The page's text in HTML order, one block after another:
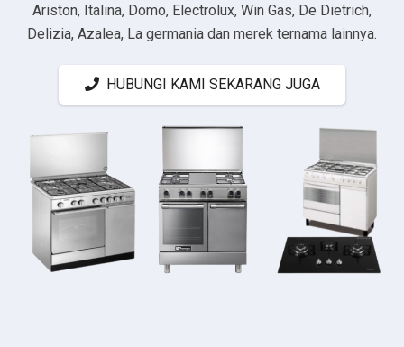
Ariston, Italina, Domo, Electrolux, Win Gas, De Dietrich,
Delizia, Azalea, La germania dan merek ternama lainnya.
HUBUNGI KAMI SEKARANG JUGA